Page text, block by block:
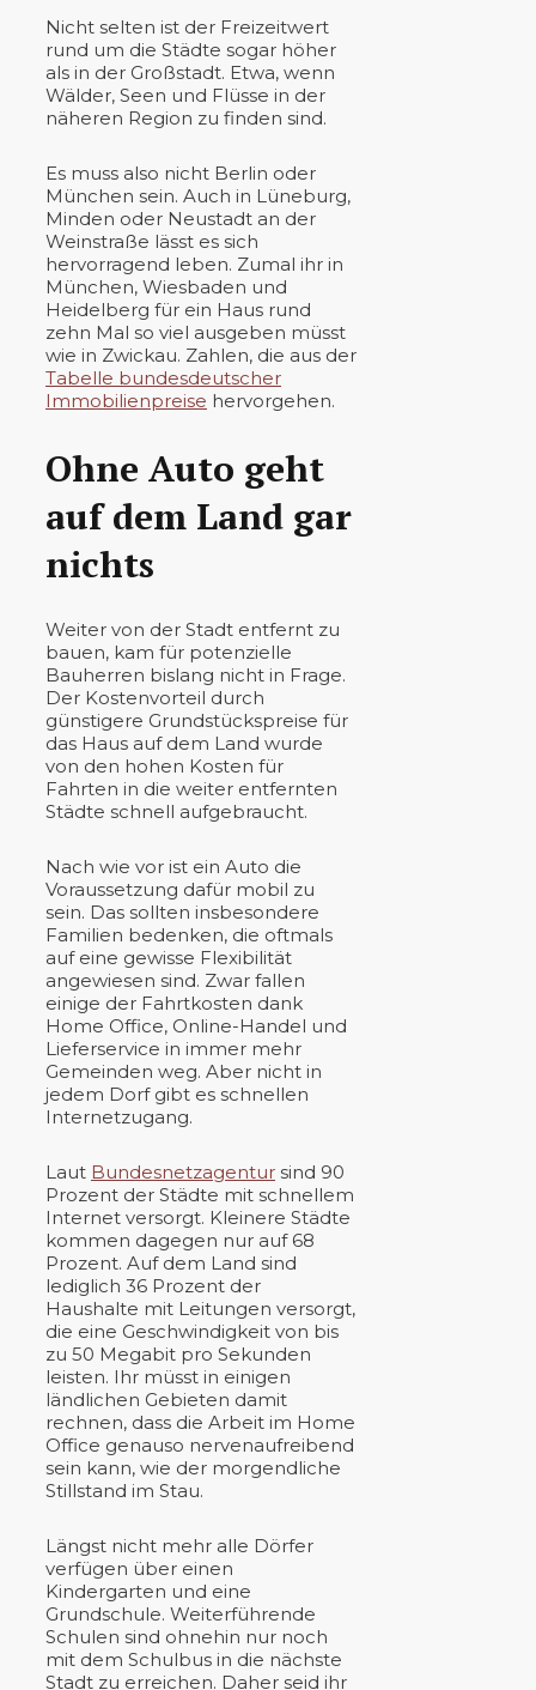
Nicht selten ist der Freizeitwert
rund um die Städte sogar höher
als in der Großstadt. Etwa, wenn
Wälder, Seen und Flüsse in der
näheren Region zu finden sind.
Es muss also nicht Berlin oder
München sein. Auch in Lüneburg,
Minden oder Neustadt an der
Weinstraße lässt es sich
hervorragend leben. Zumal ihr in
München, Wiesbaden und
Heidelberg für ein Haus rund
zehn Mal so viel ausgeben müsst
wie in Zwickau. Zahlen, die aus der
Tabelle bundesdeutscher
Immobilienpreise hervorgehen.
Ohne Auto geht
auf dem Land gar
nichts
Weiter von der Stadt entfernt zu
bauen, kam für potenzielle
Bauherren bislang nicht in Frage.
Der Kostenvorteil durch
günstigere Grundstückspreise für
das Haus auf dem Land wurde
von den hohen Kosten für
Fahrten in die weiter entfernten
Städte schnell aufgebraucht.
Nach wie vor ist ein Auto die
Voraussetzung dafür mobil zu
sein. Das sollten insbesondere
Familien bedenken, die oftmals
auf eine gewisse Flexibilität
angewiesen sind. Zwar fallen
einige der Fahrtkosten dank
Home Office, Online-Handel und
Lieferservice in immer mehr
Gemeinden weg. Aber nicht in
jedem Dorf gibt es schnellen
Internetzugang.
Laut Bundesnetzagentur sind 90
Prozent der Städte mit schnellem
Internet versorgt. Kleinere Städte
kommen dagegen nur auf 68
Prozent. Auf dem Land sind
lediglich 36 Prozent der
Haushalte mit Leitungen versorgt,
die eine Geschwindigkeit von bis
zu 50 Megabit pro Sekunden
leisten. Ihr müsst in einigen
ländlichen Gebieten damit
rechnen, dass die Arbeit im Home
Office genauso nervenaufreibend
sein kann, wie der morgendliche
Stillstand im Stau.
Längst nicht mehr alle Dörfer
verfügen über einen
Kindergarten und eine
Grundschule. Weiterführende
Schulen sind ohnehin nur noch
mit dem Schulbus in die nächste
Stadt zu erreichen. Daher seid ihr